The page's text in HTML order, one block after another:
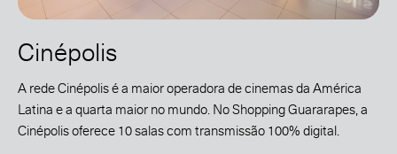
Cinépolis
A rede Cinépolis é a maior operadora de cinemas da América
Latina e a quarta maior no mundo. No Shopping Guararapes, a
Cinépolis oferece 10 salas com transmissão 100% digital.